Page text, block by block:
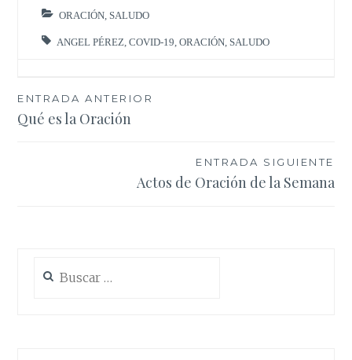
ORACIÓN SALUDO
ANGEL PÉREZ ,COVID-19 ,ORACIÓN SALUDO
Navegación
de
ENTRADA ANTERIOR
Qué es la Oración
ENTRADA SIGUIENTE
Actos de Oración de la Semana